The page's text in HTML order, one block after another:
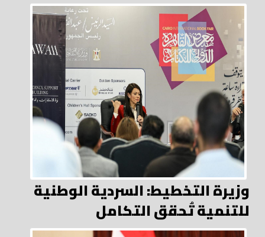
وزيرة التخطيط: السردية الوطنية
للتنمية تُحقق التكامل